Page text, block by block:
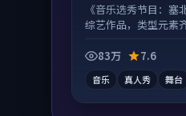
《音乐选秀节目：塞
综艺作品，类型元素
83万
7.6
音乐 真人秀 舞台